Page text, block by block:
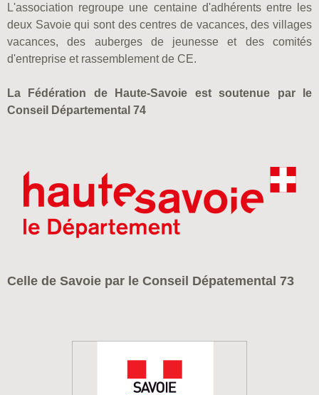
L'association regroupe une centaine d'adhérents entre les
deux Savoie qui sont des centres de vacances, des villages
vacances, des auberges de jeunesse et des comités
d'entreprise et rassemblement de CE.
La Fédération de Haute-Savoie est soutenue par le
Conseil Départemental 74
Celle de Savoie par le Conseil Dépatemental 73